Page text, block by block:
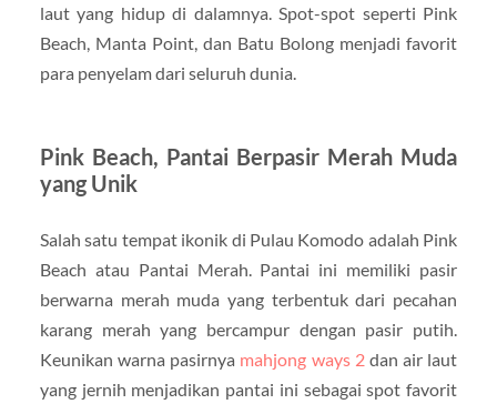
laut yang hidup di dalamnya. Spot-spot seperti Pink
Beach, Manta Point, dan Batu Bolong menjadi favorit
para penyelam dari seluruh dunia.
Pink Beach, Pantai Berpasir Merah Muda
yang Unik
Salah satu tempat ikonik di Pulau Komodo adalah Pink
Beach atau Pantai Merah. Pantai ini memiliki pasir
berwarna merah muda yang terbentuk dari pecahan
karang merah yang bercampur dengan pasir putih.
Keunikan warna pasirnya mahjong ways 2dan air laut
yang jernih menjadikan pantai ini sebagai spot favorit